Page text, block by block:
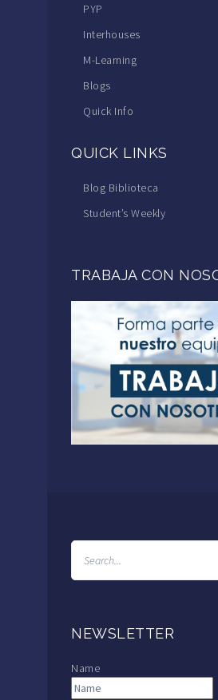
PYP
Interhouses
M-Learning
Blogs
Quick Info
QUICK LINKS
Blog Biblioteca
Student’s Weekly
TRABAJA CON
NEWSLETTER
Name